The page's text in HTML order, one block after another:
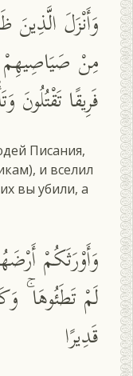
وَأَنْزَلَ
مِنْ
فَرِيقًا تَقْتُلُونَ
Писания,
и вселил
вы убили, а
وَأَوْرَثَكُمْ
لَمْ تَطَئُوهَا
قَدِيرًا